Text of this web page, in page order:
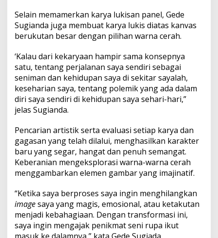
Selain memamerkan karya lukisan panel, Gede
Sugianda juga membuat karya lukis diatas kanvas
berukutan besar dengan pilihan warna cerah.
‘Kalau dari kekaryaan hampir sama konsepnya
satu, tentang perjalanan saya sendiri sebagai
seniman dan kehidupan saya di sekitar sayalah,
keseharian saya, tentang polemik yang ada dalam
diri saya sendiri di kehidupan saya sehari-hari,”
jelas Sugianda.
Pencarian artistik serta evaluasi setiap karya dan
gagasan yang telah dilalui, menghasilkan karakter
baru yang segar, hangat dan penuh semangat.
Keberanian mengeksplorasi warna-warna cerah
menggambarkan elemen gambar yang imajinatif.
“Ketika saya berproses saya ingin menghilangkan
imagesaya yang magis, emosional, atau ketakutan
menjadi kebahagiaan. Dengan transformasi ini,
saya ingin mengajak penikmat seni rupa ikut